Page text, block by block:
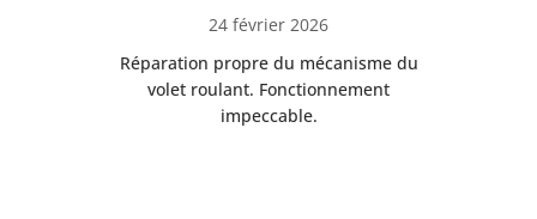
24 février 2026
Réparation propre du mécanisme du
volet roulant. Fonctionnement
impeccable.